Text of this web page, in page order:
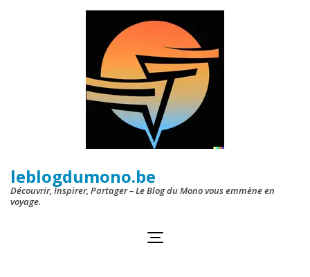
leblogdumono.be
Découvrir, Inspirer, Partager – Le Blog du Mono vous emmène en
voyage.